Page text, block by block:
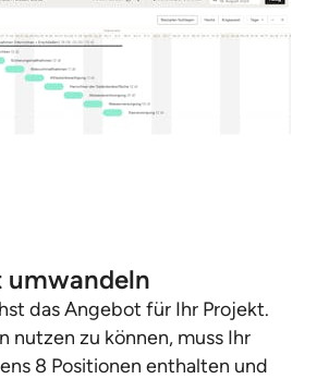
umwandeln
das Angebot für Ihr Projekt.
nutzen zu können, muss Ihr
8 Positionen enthalten und